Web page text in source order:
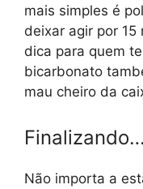
mais simples é
deixar agir por 15
dica para quem
bicarbonato
mau cheiro da
Finalizando…
Não importa a